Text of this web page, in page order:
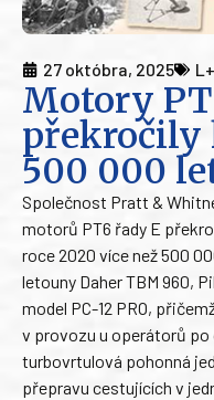
27 októbra, 2025
Motory
překročily
500 000
Společnost Pratt &
motorů PT6 řady E
roce 2020 více než 500
letouny Daher TBM 960,
model PC-12 PRO,
v provozu u operátorů
turbovrtulová pohonná
přepravu cestujících v